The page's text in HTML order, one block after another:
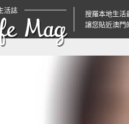
活誌
Mag
搜羅本地生活
讓您貼近澳門